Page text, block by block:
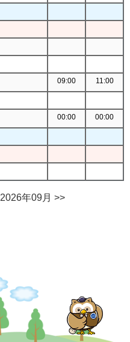
09:00 11:00
00:00 00:00
2026年09月 >>